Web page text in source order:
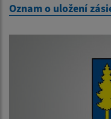
Oznam o uložení